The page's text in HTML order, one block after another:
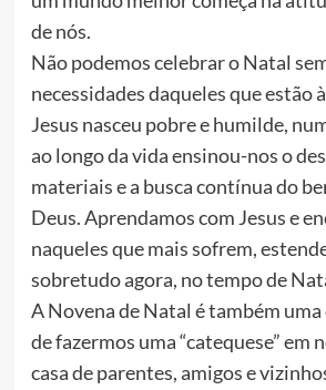
de nós.
Não podemos celebrar o Natal
necessidades daqueles que estão
Jesus nasceu pobre e humilde,
ao longo da vida ensinou-nos o
materiais e a busca contínua do
Deus. Aprendamos com Jesus e
naqueles que mais sofrem,
sobretudo agora, no tempo de
A Novena de Natal é também
de fazermos uma “catequese” em
casa de parentes, amigos e